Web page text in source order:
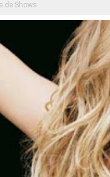
de Shows